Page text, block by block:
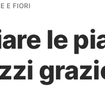
NOVITÀ
AMBIENTI
E FIORI
le